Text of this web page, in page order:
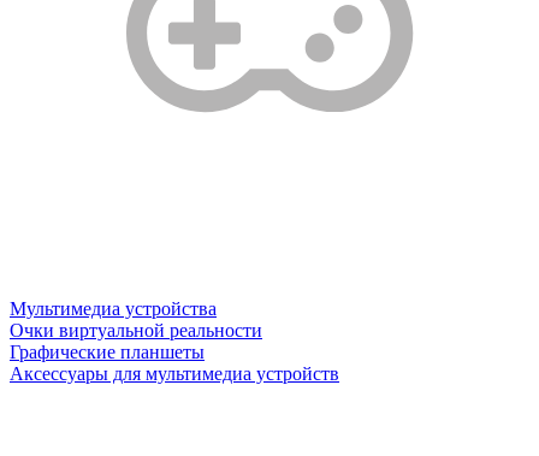
Мультимедиа устройства
Очки виртуальной реальности
Графические планшеты
Аксессуары для мультимедиа устройств